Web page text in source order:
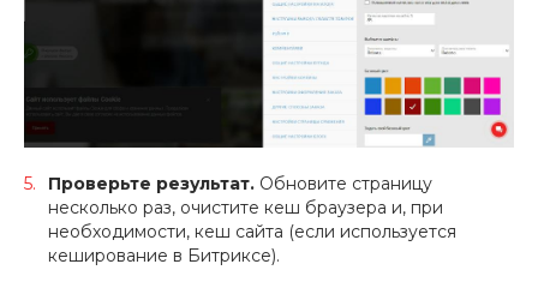
Проверьте результат. Обновите страницу
несколько раз, очистите кеш браузера и, при
необходимости, кеш сайта (если используется
кеширование в Битриксе).